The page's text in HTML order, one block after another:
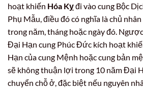
hoạt khiến Hóa Kỵđi vào cung Bộc
Phụ Mẫu, điều đó có nghĩa là chủ
trong năm, tháng hoặc ngày đó.
Đại Hạn cung Phúc Đức kích hoạt
Hạn của cung Mệnh hoặc cung bản
sẽ không thuận lợi trong 10 năm Đại
chuyển chỗ ở, đặc biệt nếu nguyên